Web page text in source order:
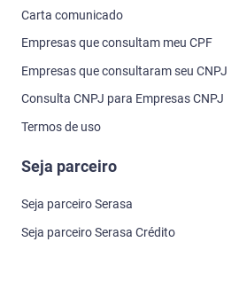
Carta comunicado
Empresas que consultam meu CPF
Empresas que consultaram seu CNPJ
Consulta CNPJ para Empresas CNPJ
Termos de uso
Seja parceiro
Seja parceiro Serasa
Seja parceiro Serasa Crédito